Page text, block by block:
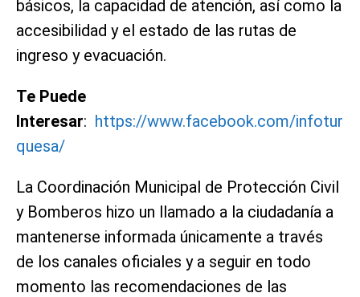
básicos, la capacidad de atención, así como la
accesibilidad y el estado de las rutas de
ingreso y evacuación.
Te Puede
Interesar: https://www.facebook.com/infotur
quesa/
La Coordinación Municipal de Protección Civil
y Bomberos hizo un llamado a la ciudadanía a
mantenerse informada únicamente a través
de los canales oficiales y a seguir en todo
momento las recomendaciones de las